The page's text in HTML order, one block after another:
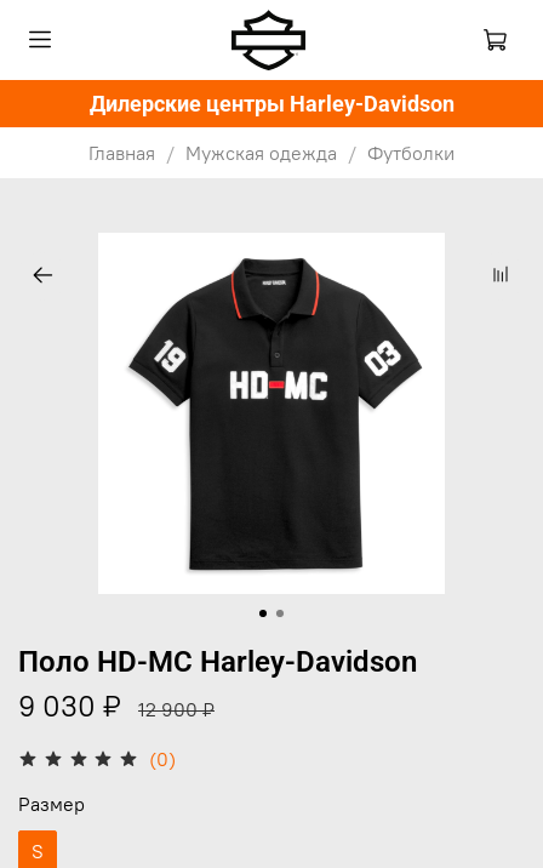
Дилерские центры Harley-Davidson
Главная Мужская одежда Футболки
(0)
Поло HD-MC Harley-Davidson
9 030 ₽ 12 900 ₽
Размер
S